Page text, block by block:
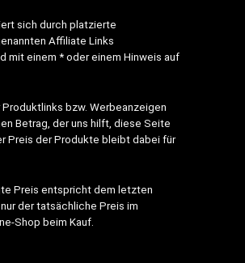
sich durch platzierte
Affiliate Links
mit einem * oder einem Hinweis auf
bzw. Werbeanzeigen
Betrag, der uns hilft, diese Seite
Preis der Produkte bleibt dabei für
Preis entspricht dem letzten
der tatsächliche Preis im
Shop beim Kauf.